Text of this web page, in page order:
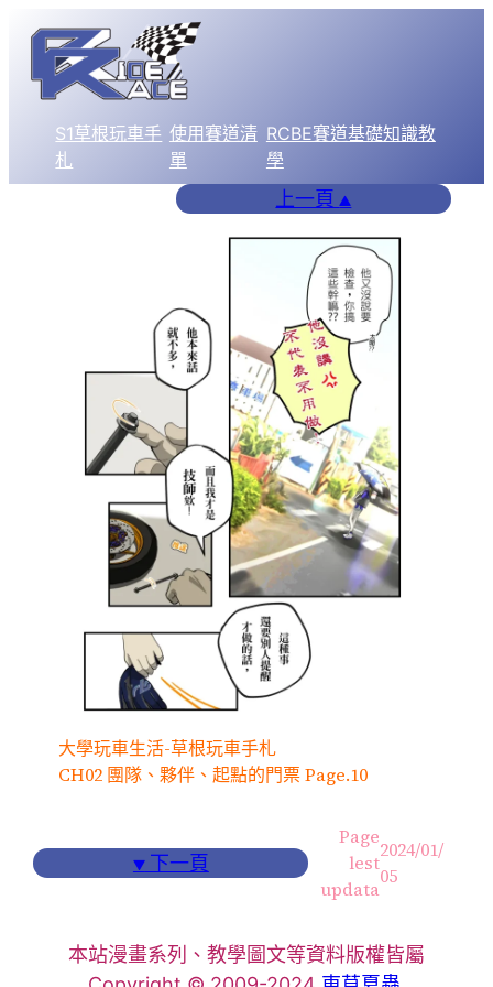
S1草根玩車手
札
使用賽道清
單
RCBE賽道基礎知識教
學
上一頁▲
大學玩車生活-草根玩車手札
CH02 團隊、夥伴、起點的門票 Page.10
▼下一頁
Page
lest
updata
2024/01/
05
本站漫畫系列、教學圖文等資料版權皆屬